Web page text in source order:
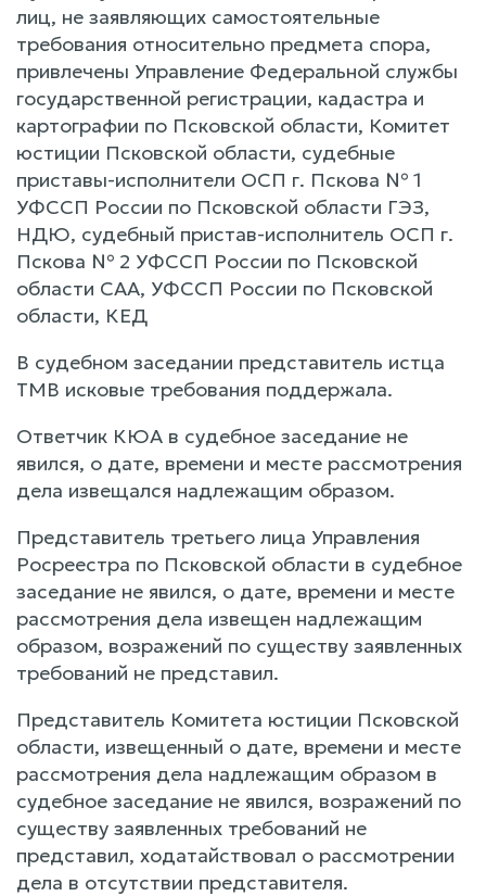
лиц, не заявляющих самостоятельные
требования относительно предмета спора,
привлечены Управление Федеральной службы
государственной регистрации, кадастра и
картографии по Псковской области, Комитет
юстиции Псковской области, судебные
приставы-исполнители ОСП г. Пскова № 1
УФССП России по Псковской области ГЭЗ,
НДЮ, судебный пристав-исполнитель ОСП г.
Пскова № 2 УФССП России по Псковской
области САА, УФССП России по Псковской
области, КЕД
В судебном заседании представитель истца
ТМВ исковые требования поддержала.
Ответчик КЮА в судебное заседание не
явился, о дате, времени и месте рассмотрения
дела извещался надлежащим образом.
Представитель третьего лица Управления
Росреестра по Псковской области в судебное
заседание не явился, о дате, времени и месте
рассмотрения дела извещен надлежащим
образом, возражений по существу заявленных
требований не представил.
Представитель Комитета юстиции Псковской
области, извещенный о дате, времени и месте
рассмотрения дела надлежащим образом в
судебное заседание не явился, возражений по
существу заявленных требований не
представил, ходатайствовал о рассмотрении
дела в отсутствии представителя.